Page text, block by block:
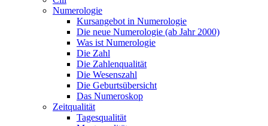
Numerologie
Kursangebot in Numerologie
Die neue Numerologie (ab Jahr 2000)
Was ist Numerologie
Die Zahl
Die Zahlenqualität
Die Wesenszahl
Die Geburtsübersicht
Das Numeroskop
Zeitqualität
Tagesqualität